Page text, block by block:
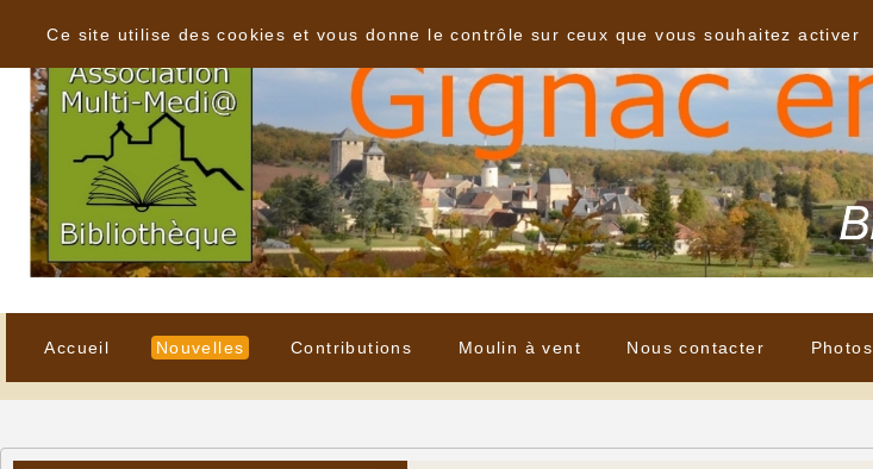
Accueil Nouvelles Contributions Moulin à vent Nous contacter Photos
Ce site utilise des cookies et vous donne le contrôle sur ceux que vous souhaitez activer